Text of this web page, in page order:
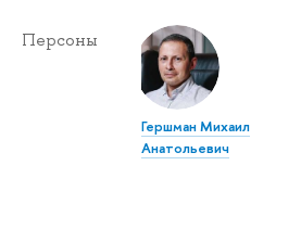
Персоны
Гершман Михаил
Анатольевич